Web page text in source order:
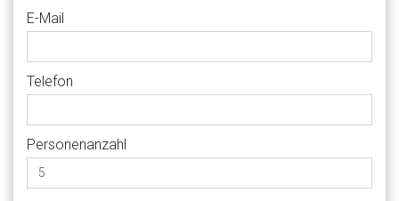
E-Mail
Telefon
Personenanzahl